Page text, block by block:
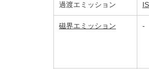
過渡エミッション
磁界エミッション -